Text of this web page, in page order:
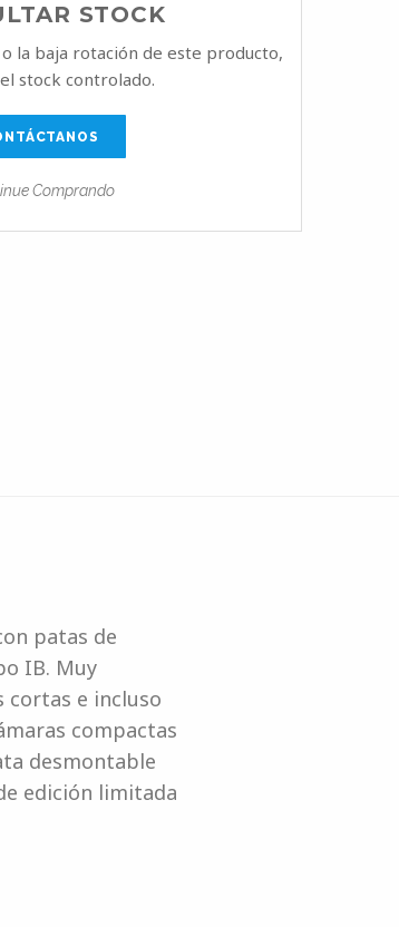
STOCK
la baja rotación de este producto,
stock controlado.
Comprando
patas de
IB. Muy
cortas e incluso
compactas
desmontable
edición limitada